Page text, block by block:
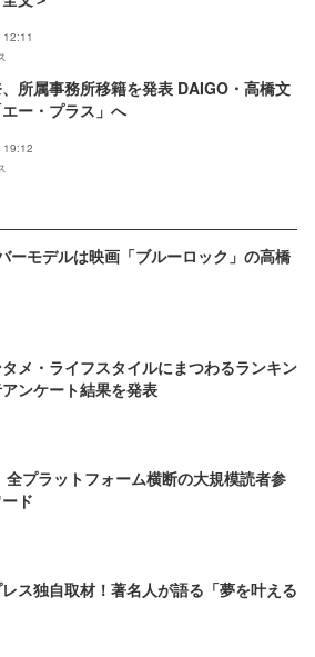
所属事務所移籍を発表 DAIGO・高橋文
ー・プラス」へ
ーモデルは映画「ブルーロック」の高橋
メ・ライフスタイルにまつわるランキン
ンケート結果を発表
全プラットフォーム横断の大規模読者参
ド
ス独自取材！著名人が語る「夢を叶える